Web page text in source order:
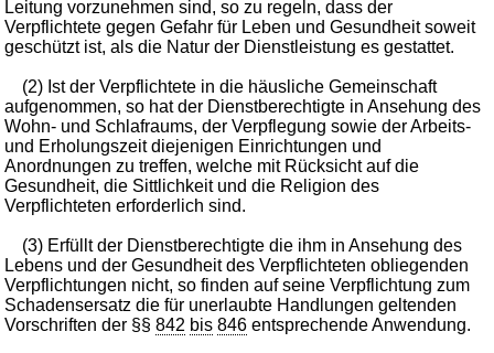
Leitung vorzunehmen sind, so zu regeln, dass der
Verpflichtete gegen Gefahr für Leben und Gesundheit soweit
geschützt ist, als die Natur der Dienstleistung es gestattet.
(2) Ist der Verpflichtete in die häusliche Gemeinschaft
aufgenommen, so hat der Dienstberechtigte in Ansehung des
Wohn- und Schlafraums, der Verpflegung sowie der Arbeits-
und Erholungszeit diejenigen Einrichtungen und
Anordnungen zu treffen, welche mit Rücksicht auf die
Gesundheit, die Sittlichkeit und die Religion des
Verpflichteten erforderlich sind.
(3) Erfüllt der Dienstberechtigte die ihm in Ansehung des
Lebens und der Gesundheit des Verpflichteten obliegenden
Verpflichtungen nicht, so finden auf seine Verpflichtung zum
Schadensersatz die für unerlaubte Handlungen geltenden
Vorschriften der §§842 bis 846 entsprechende Anwendung.